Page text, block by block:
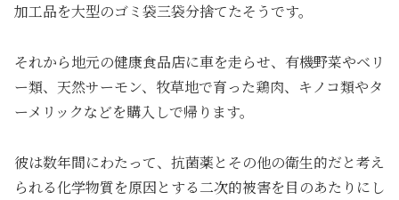
加工品を大型のゴミ袋三袋分捨てたそうです。
それから地元の健康食品店に車を走らせ、有機野菜やベリ
ー類、天然サーモン、牧草地で育った鶏肉、キノコ類やタ
ーメリックなどを購入しで帰ります。
彼は数年間にわたって、抗菌薬とその他の衛生的だと考え
られる化学物質を原因とする二次的被害を目のあたりにし